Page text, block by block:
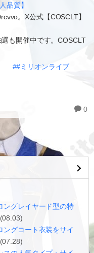
品質】
。X公式【COSCLT】
も開催中です。COSCLT
##ミリオンライブ
0
ングレイヤード型の特
(08.03)
ングコート衣装をサイ
(07.28)